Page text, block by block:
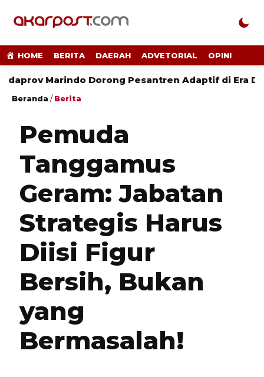
HOME BERITA DAERAH ADVETORIAL OPINI
Marindo Dorong Pesantren Adaptif di Era Digital
Beranda /Berita
Pemuda
Tanggamus
Geram: Jabatan
Strategis Harus
Diisi Figur
Bersih, Bukan
yang
Bermasalah!